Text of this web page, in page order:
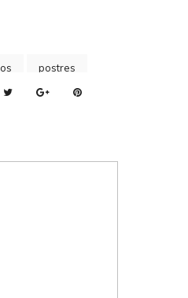
postres